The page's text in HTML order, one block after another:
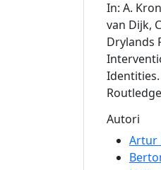
In: A.
van Dijk,
Drylands
Autori
Artur